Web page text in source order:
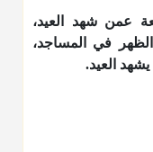
عمن شهد العيد،
في المساجد،
العيد.